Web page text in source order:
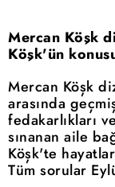
Mercan Köşk
Köşk'ün
Mercan Köşk
arasında
fedakarlıkları
sınanan aile
Köşk'te
Tüm sorular